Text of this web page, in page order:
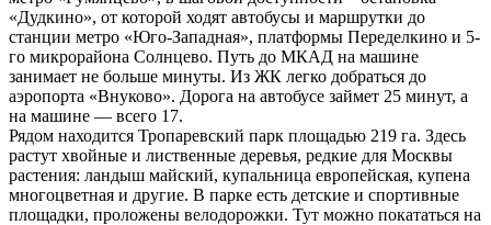
«Дудкино», от которой ходят автобусы и маршрутки до
станции метро «Юго-Западная», платформы Переделкино и 5-
го микрорайона Солнцево. Путь до МКАД на машине
занимает не больше минуты. Из ЖК легко добраться до
аэропорта «Внуково». Дорога на автобусе займет 25 минут, а
на машине — всего 17.
Рядом находится Тропаревский парк площадью 219 га. Здесь
растут хвойные и лиственные деревья, редкие для Москвы
растения: ландыш майский, купальница европейская, купена
многоцветная и другие. В парке есть детские и спортивные
площадки, проложены велодорожки. Тут можно покататься на